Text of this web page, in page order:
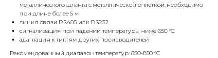
металлического шланга с металлической оплеткой, необходимо
при длине более 5 м
линия связи RS485 или RS232
сигнализация при падении температуры ниже 650 °C
адаптация к тиглям других производителей
Рекомендованный диапазон температур: 650-850 °C